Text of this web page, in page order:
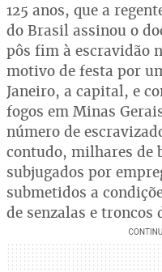
125 anos, que a
do Brasil assinou o
pôs fim à escravidão
motivo de festa por
Janeiro, a capital, e
fogos em Minas
número de
contudo, milhares de
subjugados por
submetidos a
de senzalas e troncos